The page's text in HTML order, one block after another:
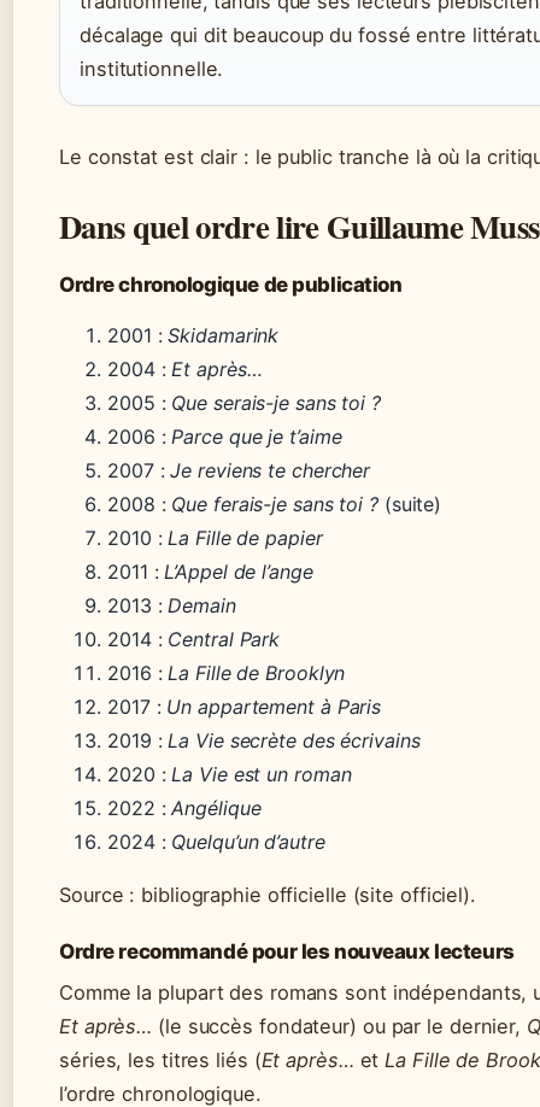
décalage qui dit beaucoup du fossé entre
institutionnelle.
Le constat est clair : le public tranche là où la
Dans quel ordre lire Guillaume
Ordre chronologique de publication
2001 :Skidamarink
2004 : Et après…
2005 : Que serais-je sans toi ?
2006 : Parce que je t’aime
2007 :Je reviens te chercher
2008 : Que ferais-je sans toi ?(suite)
2010 : La Fille de papier
2011 : L’Appel de l’ange
2013 : Demain
2014 : Central Park
2016 : La Fille de Brooklyn
2017 : Un appartement à Paris
2019 : La Vie secrète des écrivains
2020 : La Vie est un roman
2022 :Angélique
2024 : Quelqu’un d’autre
Source : bibliographie officielle (site officiel).
Ordre recommandé pour les nouveaux lecteurs
Comme la plupart des romans sont indépendants,
Et après… (le succès fondateur) ou par le dernier,
séries, les titres liés (Et après… et La Fille de
l’ordre chronologique.